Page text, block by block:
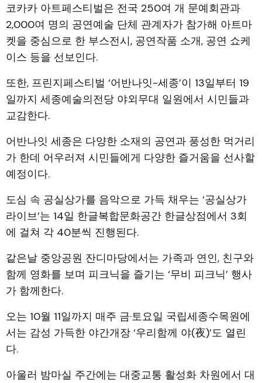
코카카 아트페스티벌은 전국 250여 개 문예회관과
2,000여 명의 공연예술 단체 관계자가 참가해 아트마
켓을 중심으로 한 부스전시, 공연작품 소개, 공연 쇼케
이스 등을 선보인다.
또한, 프린지페스티벌 ‘어반나잇-세종’이 13일부터 19
일까지 세종예술의전당 야외무대 일원에서 시민들과
교감한다.
어반나잇 세종은 다양한 소재의 공연과 풍성한 먹거리
가 한데 어우러져 시민들에게 다양한 즐거움을 선사할
예정이다.
도심 속 공실상가를 음악으로 가득 채우는 ‘공실상가
라이브’는 14일 한글복합문화공간 한글상점에서 3회
에 걸쳐 각 40분씩 진행된다.
같은날 중앙공원 잔디마당에서는 가족과 연인, 친구와
함께 영화를 보며 피크닉을 즐기는 ‘무비 피크닉’ 행사
가 함께한다.
오는 10월 11일까지 매주 금·토요일 국립세종수목원에
서는 감성 가득한 야간개장 ‘우리함께 야(夜)’도 열린
다.
아울러 밤마실 주간에는 대중교통 활성화 차원에서 대